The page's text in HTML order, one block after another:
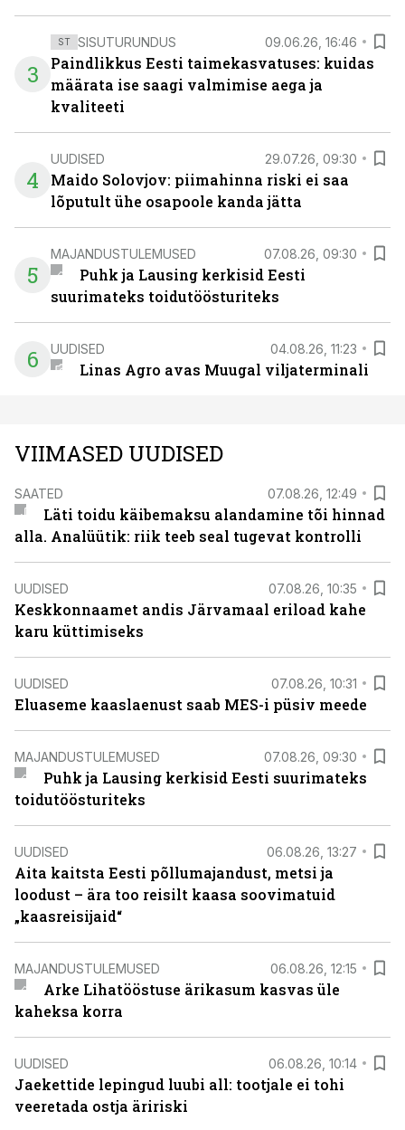
3
ST SISUTURUNDUS 09.06.26, 16:46
Paindlikkus Eesti taimekasvatuses: kuidas
määrata ise saagi valmimise aega ja
kvaliteeti
4
UUDISED 29.07.26, 09:30
Maido Solovjov: piimahinna riski ei saa
lõputult ühe osapoole kanda jätta
5
MAJANDUSTULEMUSED 07.08.26, 09:30
Puhk ja Lausing kerkisid Eesti
suurimateks toidutöösturiteks
6 UUDISED 04.08.26, 11:23
Linas Agro avas Muugal viljaterminali
VIIMASED UUDISED
SAATED 07.08.26, 12:49
Läti toidu käibemaksu alandamine tõi hinnad
alla. Analüütik: riik teeb seal tugevat kontrolli
UUDISED 07.08.26, 10:35
Keskkonnaamet andis Järvamaal eriload kahe
karu küttimiseks
UUDISED 07.08.26, 10:31
Eluaseme kaaslaenust saab MES-i püsiv meede
MAJANDUSTULEMUSED 07.08.26, 09:30
Puhk ja Lausing kerkisid Eesti suurimateks
toidutöösturiteks
UUDISED 06.08.26, 13:27
Aita kaitsta Eesti põllumajandust, metsi ja
loodust – ära too reisilt kaasa soovimatuid
„kaasreisijaid“
MAJANDUSTULEMUSED 06.08.26, 12:15
Arke Lihatööstuse ärikasum kasvas üle
kaheksa korra
UUDISED 06.08.26, 10:14
Jaekettide lepingud luubi all: tootjale ei tohi
veeretada ostja äririski